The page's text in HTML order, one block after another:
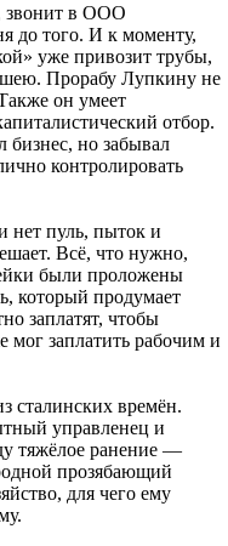
звонит в ООО
до того. И к моменту,
уже привозит трубы,
Прорабу Лупкину не
он умеет
отбор.
но забывал
контролировать
нет пуль, пыток и
Всё, что нужно,
были проложены
который продумает
заплатят, чтобы
мог заплатить рабочим и
сталинских времён.
управленец и
тяжёлое ранение —
прозябающий
для чего ему